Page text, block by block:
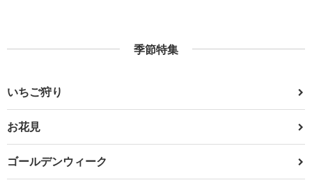
季節特集
いちご狩り
お花見
ゴールデンウィーク